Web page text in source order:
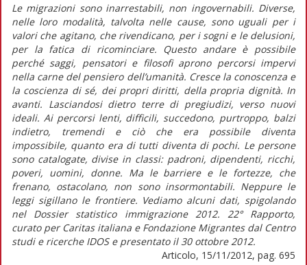
Le migrazioni sono inarrestabili, non ingovernabili. Diverse,
nelle loro modalità, talvolta nelle cause, sono uguali per i
valori che agitano, che rivendicano, per i sogni e le delusioni,
per la fatica di ricominciare. Questo andare è possibile
perché saggi, pensatori e filosofi aprono percorsi impervi
nella carne del pensiero dell’umanità. Cresce la conoscenza e
la coscienza di sé, dei propri diritti, della propria dignità. In
avanti. Lasciandosi dietro terre di pregiudizi, verso nuovi
ideali. Ai percorsi lenti, difficili, succedono, purtroppo, balzi
indietro, tremendi e ciò che era possibile diventa
impossibile, quanto era di tutti diventa di pochi. Le persone
sono catalogate, divise in classi: padroni, dipendenti, ricchi,
poveri, uomini, donne. Ma le barriere e le fortezze, che
frenano, ostacolano, non sono insormontabili. Neppure le
leggi sigillano le frontiere. Vediamo alcuni dati, spigolando
nel Dossier statistico immigrazione 2012. 22° Rapporto,
curato per Caritas italiana e Fondazione Migrantes dal Centro
studi e ricerche IDOS e presentato il 30 ottobre 2012.
Articolo, 15/11/2012, pag. 695